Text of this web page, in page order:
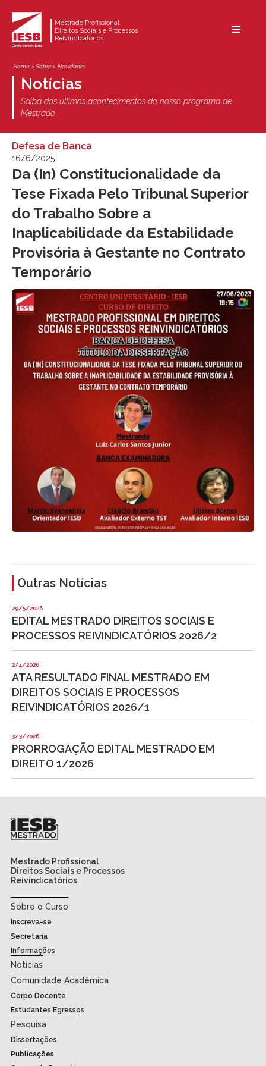
Mestrado Profissional
Direitos Sociais e Processos
Reivindicatórios
Home > Sobre > Novidades
Notícias
Saiba dos ultimos acontecimentos do nosso programa de
Mestrado
Defesa de Banca
16/6/2025
Da (In) Constitucionalidade da
Tese Fixada Pelo Tribunal Superior
do Trabalho Sobre a
Inaplicabilidade da Estabilidade
Provisória à Gestante no Contrato
Temporário
Outras Notícias
29/5/2026
EDITAL MESTRADO DIREITOS SOCIAIS E
PROCESSOS REIVINDICATÓRIOS 2026/2
2/4/2026
ATA RESULTADO FINAL MESTRADO EM
DIREITOS SOCIAIS E PROCESSOS
REIVINDICATÓRIOS 2026/1
3/3/2026
PRORROGAÇÃO EDITAL MESTRADO EM
DIREITO 1/2026
Mestrado Profissional
Direitos Sociais e Processos
Reivindicatórios
Sobre o Curso
Inscreva-se
Secretaria
Informações
Notícias
Comunidade Acadêmica
Corpo Docente
Estudantes Egressos
Pesquisa
Dissertações
Publicações